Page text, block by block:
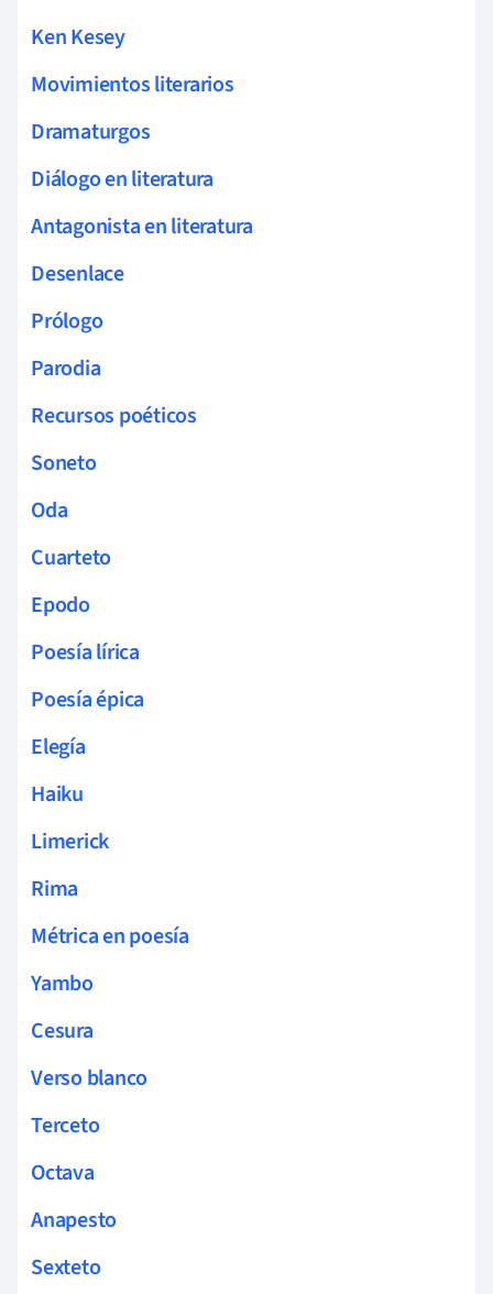
Ken Kesey
Movimientos literarios
Dramaturgos
Diálogo en literatura
Antagonista en literatura
Desenlace
Prólogo
Parodia
Recursos poéticos
Soneto
Oda
Cuarteto
Epodo
Poesía lírica
Poesía épica
Elegía
Haiku
Limerick
Rima
Métrica en poesía
Yambo
Cesura
Verso blanco
Terceto
Octava
Anapesto
Sexteto